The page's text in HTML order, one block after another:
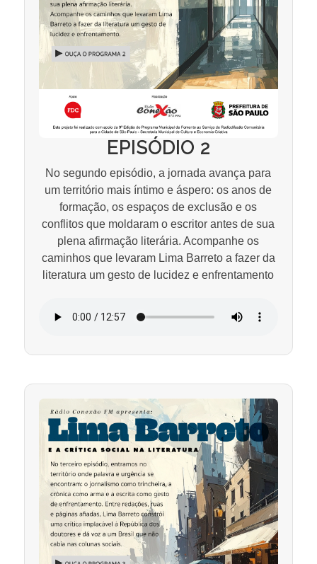
EPISÓDIO 2
No segundo episódio, a jornada avança para
um território mais íntimo e áspero: os anos de
formação, os espaços de exclusão e os
conflitos que moldaram o escritor antes de sua
plena afirmação literária. Acompanhe os
caminhos que levaram Lima Barreto a fazer da
literatura um gesto de lucidez e enfrentamento